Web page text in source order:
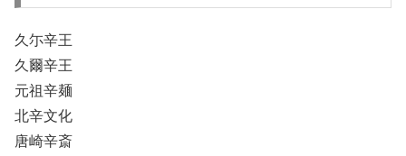
久尓辛王
久爾辛王
元祖辛麺
北辛文化
唐崎辛斎